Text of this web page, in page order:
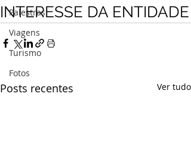
Palestras
Viagens
Turismo
Fotos
INTERESSE DA ENTIDADE
Posts recentes Ver tudo